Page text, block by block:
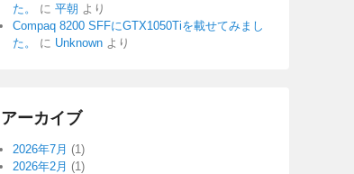
た。
に 平朝 より
Compaq 8200 SFFにGTX1050Tiを載せてみまし
た。
に Unknown より
アーカイブ
2026年7月 (1)
2026年2月 (1)